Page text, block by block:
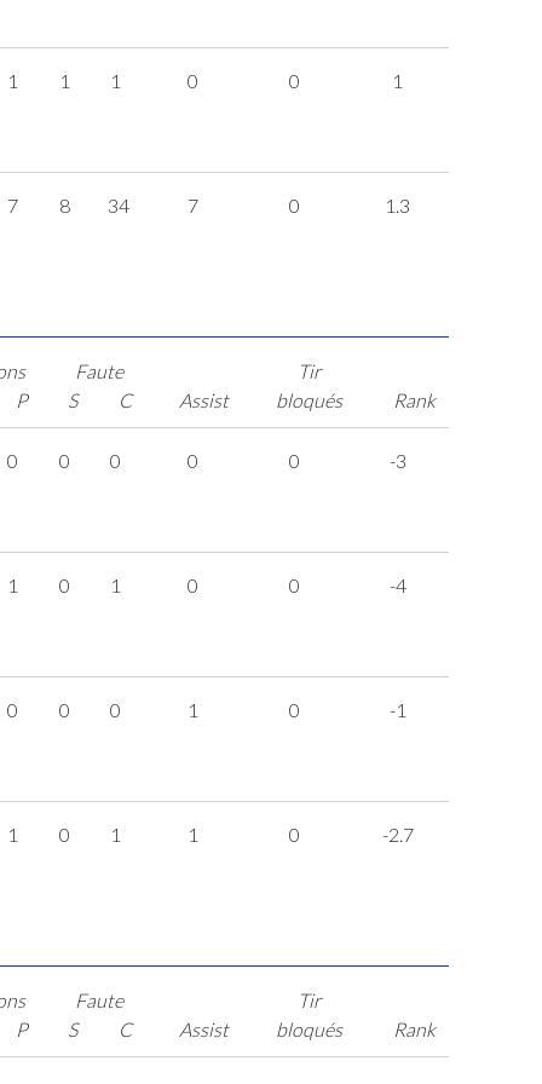
1 1 1 0 0 1
7 8 34 7 0 1.3
P
Faute
S
C Assist
Tir
bloqués
Rank
0 0 0 0 0 -3
1 0 1 0 0 -4
0 0 0 1 0 -1
1 0 1 1 0 -2.7
P
Faute
S
C Assist
Tir
bloqués
Rank